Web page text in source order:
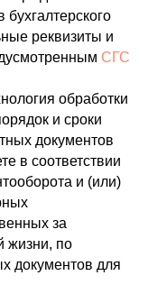
реквизиты и
СГС
обработки
и сроки
документов
в соответствии
и (или)
за
жизни, по
документов для